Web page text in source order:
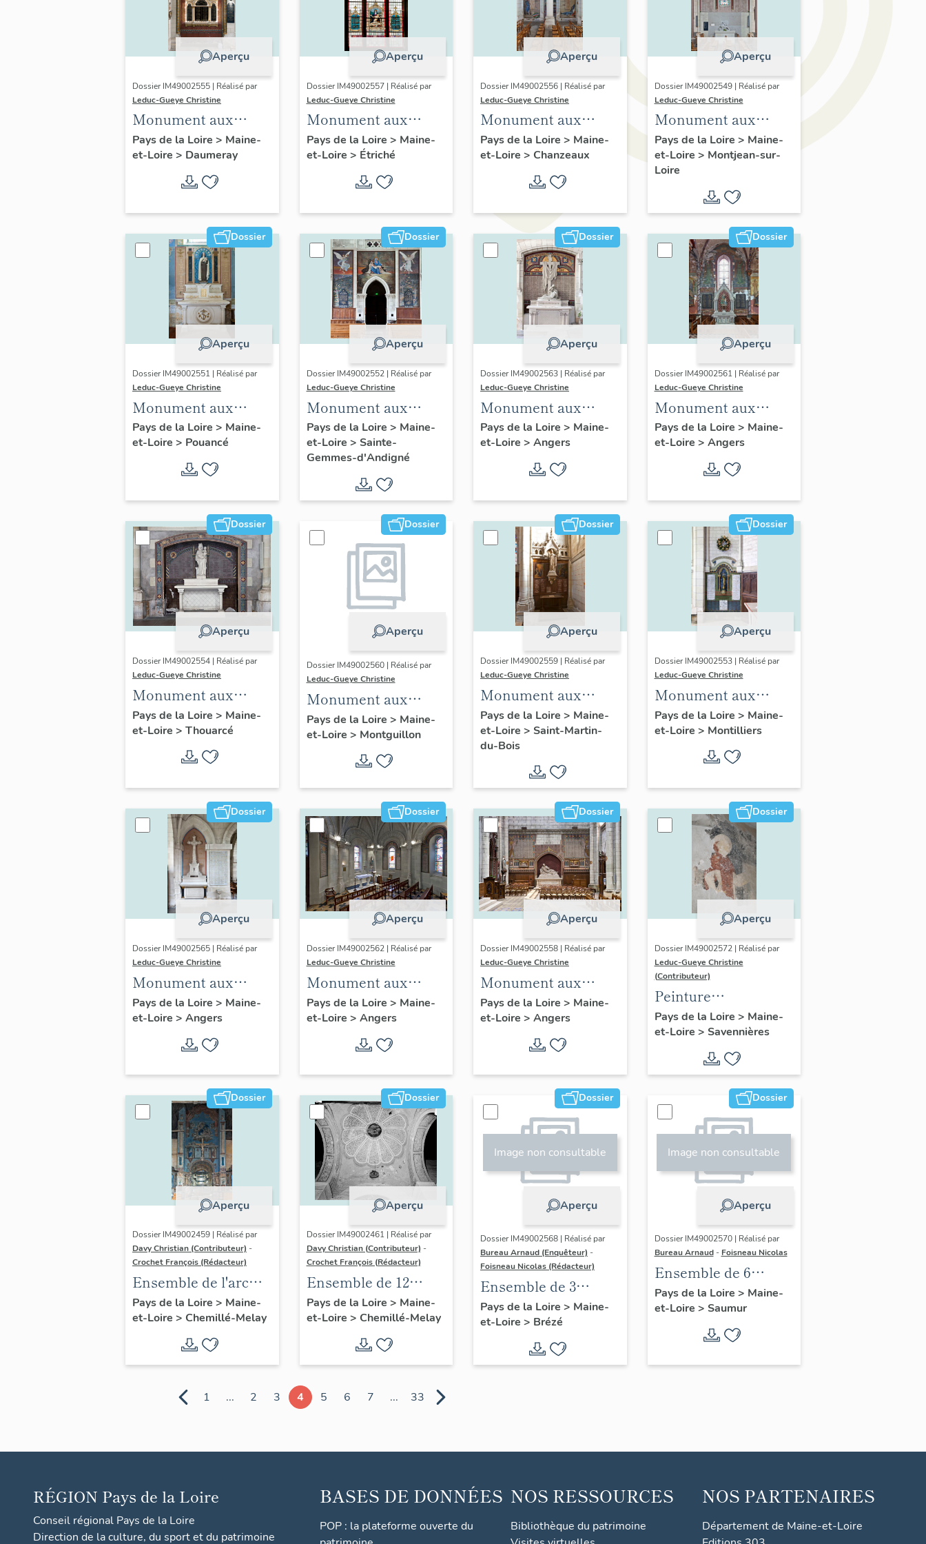
Aperçu
Dossier IM49002555 | Réalisé par
Leduc-Gueye Christine
Monument aux
morts, église
paroissiale Saint-
Martin de Daumeray
Pays de la Loire > Maine-
et-Loire > Daumeray
Aperçu
Dossier IM49002557 | Réalisé par
Leduc-Gueye Christine
Monument aux
morts, église
paroissiale Saint-
Hilaire d'Étriché
Pays de la Loire > Maine-
et-Loire > Étriché
Aperçu
Dossier IM49002556 | Réalisé par
Leduc-Gueye Christine
Monument aux
morts, église
paroissiale Saint-
Pierre de Chanzeaux
Pays de la Loire > Maine-
et-Loire > Chanzeaux
Aperçu
Dossier IM49002549 | Réalisé par
Leduc-Gueye Christine
Monument aux
morts, église
paroissiale Saint-
Symphorien de
Montjean-sur-Loire
Pays de la Loire > Maine-
et-Loire > Montjean-sur-
Loire
Dossier
Aperçu
Dossier IM49002551 | Réalisé par
Leduc-Gueye Christine
Monument aux
morts, ancienne
église paroissiale
Saint-Aubin de
Pays de la Loire > Maine-
et-Loire > Pouancé
Dossier
Aperçu
Dossier IM49002552 | Réalisé par
Leduc-Gueye Christine
Monument aux
morts, église
paroissiale Sainte-
Gemmes de Sainte-
Gemmes-d'Andigné
Pays de la Loire > Maine-
et-Loire > Sainte-
Gemmes-d'Andigné
Dossier
Aperçu
Dossier IM49002563 | Réalisé par
Leduc-Gueye Christine
Monument aux
morts, église
paroissiale Sainte-
Madeleine d'Angers
Pays de la Loire > Maine-
et-Loire > Angers
Dossier
Aperçu
Dossier IM49002561 | Réalisé par
Leduc-Gueye Christine
Monument aux
morts, église
paroissiale Sainte-
Thérèse d'Angers
Pays de la Loire > Maine-
et-Loire > Angers
Dossier
Aperçu
Dossier IM49002554 | Réalisé par
Leduc-Gueye Christine
Monument aux
morts, église
paroissiale Saint-
Pierre de Thouarcé
Pays de la Loire > Maine-
et-Loire > Thouarcé
Dossier
Aperçu
Dossier IM49002560 | Réalisé par
Leduc-Gueye Christine
Monument aux
morts, église
paroissiale Saint-
Martin de
Pays de la Loire > Maine-
et-Loire > Montguillon
Dossier
Aperçu
Dossier IM49002559 | Réalisé par
Leduc-Gueye Christine
Monument aux
morts, église
paroissiale Saint-
Martin de Saint-
Martin-du-Bois
Pays de la Loire > Maine-
et-Loire > Saint-Martin-
du-Bois
Dossier
Aperçu
Dossier IM49002553 | Réalisé par
Leduc-Gueye Christine
Monument aux
morts, église
paroissiale Saint-
Hilaire de
Pays de la Loire > Maine-
et-Loire > Montilliers
Dossier
Aperçu
Dossier IM49002565 | Réalisé par
Leduc-Gueye Christine
Monument aux
morts, église
paroissiale Saint-
Antoine d'Angers
Pays de la Loire > Maine-
et-Loire > Angers
Dossier
Aperçu
Dossier IM49002562 | Réalisé par
Leduc-Gueye Christine
Monument aux
morts, église
paroissiale Notre-
Dame-des-Victoires
Pays de la Loire > Maine-
et-Loire > Angers
Dossier
Aperçu
Dossier IM49002558 | Réalisé par
Leduc-Gueye Christine
Monument aux
morts, église
paroissiale Saint-
Joseph d'Angers
Pays de la Loire > Maine-
et-Loire > Angers
Dossier
Aperçu
Dossier IM49002572 | Réalisé par
Leduc-Gueye Christine
(Contributeur)
Peinture
monumentale : saint
Fiacre, saint
Mathurin
Pays de la Loire > Maine-
et-Loire > Savennières
Dossier
Aperçu
Dossier IM49002459 | Réalisé par
Davy Christian (Contributeur) -
Crochet François (Rédacteur)
Ensemble de l'arc
triomphal de
l'ancienne église
Notre-Dame à
Chemillé-Melay :
Pays de la Loire > Maine-
et-Loire > Chemillé-Melay
Dossier
Aperçu
Dossier IM49002461 | Réalisé par
Davy Christian (Contributeur) -
Crochet François (Rédacteur)
Ensemble de 12
peintures
monumentales de
l'ancienne église
Notre Dame de
Pays de la Loire > Maine-
et-Loire > Chemillé-Melay
Dossier
Image non consultable
Aperçu
Dossier IM49002568 | Réalisé par
Bureau Arnaud (Enquêteur) -
Foisneau Nicolas (Rédacteur)
Ensemble de 3
verrières à
personnage : Christ
enseignant, saint
Pierre, saint Étienne
Pays de la Loire > Maine-
et-Loire > Brézé
Dossier
Image non consultable
Aperçu
Dossier IM49002570 | Réalisé par
Bureau Arnaud - Foisneau Nicolas
Ensemble de 6
verrières figurées
décoratives et de 4
verrières
décoratives : vie du
Christ (baies 7 à 16) -
Pays de la Loire > Maine-
et-Loire > Saumur
1 ... 2 3 4 5 6 7 ... 33
RÉGION Pays de la Loire
Conseil régional Pays de la Loire
Direction de la culture, du sport et du patrimoine
BASES DE DONNÉES
POP : la plateforme ouverte du
NOS RESSOURCES
Bibliothèque du patrimoine
NOS PARTENAIRES
Département de Maine-et-Loire